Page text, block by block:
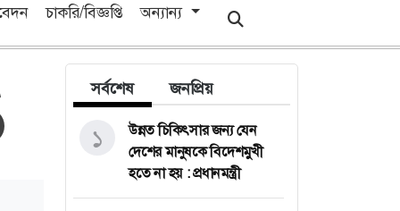
চাকরি/বিজ্ঞপ্তি অন্যান্য
সর্বশেষ জনপ্রিয়
উন্নত চিকিৎসার জন্য যেন
দেশের মানুষকে বিদেশমুখী
হতে না হয় : প্রধানমন্ত্রী
১